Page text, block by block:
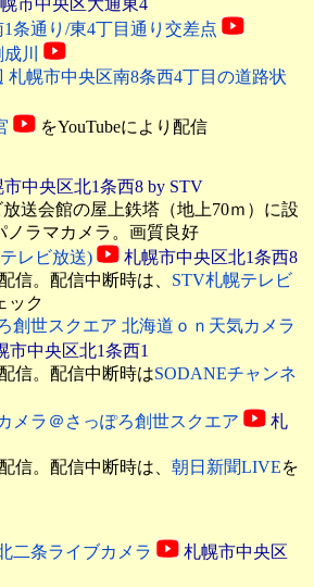
市中央区大通東4
条通り/東4丁目通り交差点
川
札幌市中央区南8条西4丁目の道路状
をYouTubeにより配信
市中央区北1条西8 by STV
送会館の屋上鉄塔（地上70ｍ）に設
ノラマカメラ。画質良好
レビ放送)
札幌市中央区北1条西8
信。配信中断時は、 STV札幌テレビ
ック
創世スクエア 北海道ｏｎ天気カメラ
市中央区北1条西1
信。配信中断時はSODANEチャンネ
メラ＠さっぽろ創世スクエア
札
信。配信中断時は、 朝日新聞LIVEを
二条ライブカメラ
札幌市中央区